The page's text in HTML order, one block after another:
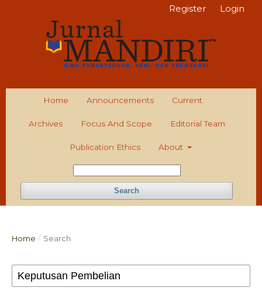
Home Announcements Current
Archives Focus And Scope Editorial Team
Publication Ethics About
Search
Register Login
Home / Search